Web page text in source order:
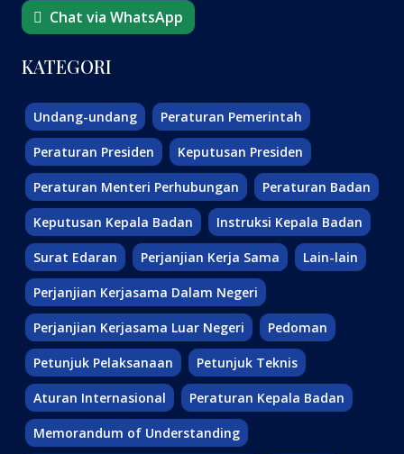
Chat via WhatsApp
KATEGORI
Undang-undang Peraturan Pemerintah
Peraturan Presiden Keputusan Presiden
Peraturan Menteri Perhubungan Peraturan Badan
Keputusan Kepala Badan Instruksi Kepala Badan
Surat Edaran Perjanjian Kerja Sama Lain-lain
Perjanjian Kerjasama Dalam Negeri
Perjanjian Kerjasama Luar Negeri Pedoman
Petunjuk Pelaksanaan Petunjuk Teknis
Aturan Internasional Peraturan Kepala Badan
Memorandum of Understanding